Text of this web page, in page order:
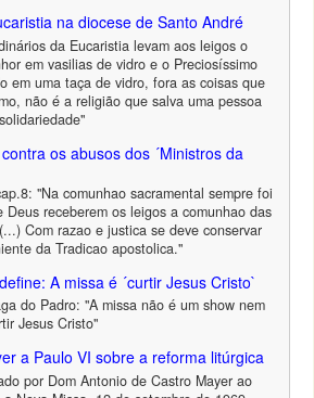
na diocese de Santo André
da Eucaristia levam aos leigos o
em vasilias de vidro e o Preciosíssimo
em uma taça de vidro, fora as coisas que
não é a religião que salva uma pessoa
os abusos dos ´Ministros da
"Na comunhao sacramental sempre foi
Deus receberem os leigos a comunhao das
Com razao e justica se deve conservar
da Tradicao apostolica."
A missa é ´curtir Jesus Cristo`
do Padro: "A missa não é um show nem
Jesus Cristo"
a Paulo VI sobre a reforma litúrgica
por Dom Antonio de Castro Mayer ao